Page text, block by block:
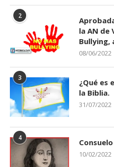
2
la AN de
Bullying,
08/06/2022
3
¿Qué es
la Biblia.
31/07/2022
4
10/02/2022